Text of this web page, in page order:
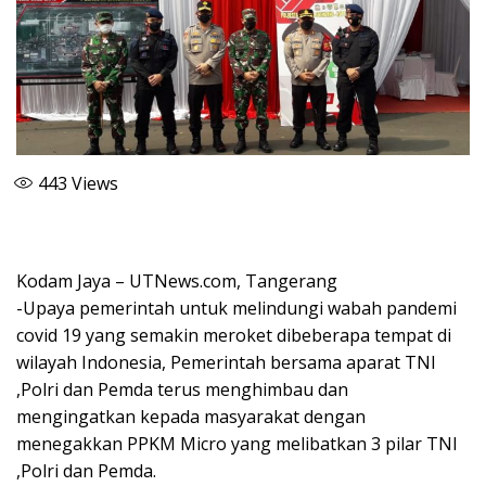
443 Views
Kodam Jaya – UTNews.com, Tangerang
-Upaya pemerintah untuk melindungi wabah pandemi
covid 19 yang semakin meroket dibeberapa tempat di
wilayah Indonesia, Pemerintah bersama aparat TNI
,Polri dan Pemda terus menghimbau dan
mengingatkan kepada masyarakat dengan
menegakkan PPKM Micro yang melibatkan 3 pilar TNI
,Polri dan Pemda.